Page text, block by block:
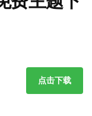
点击下载